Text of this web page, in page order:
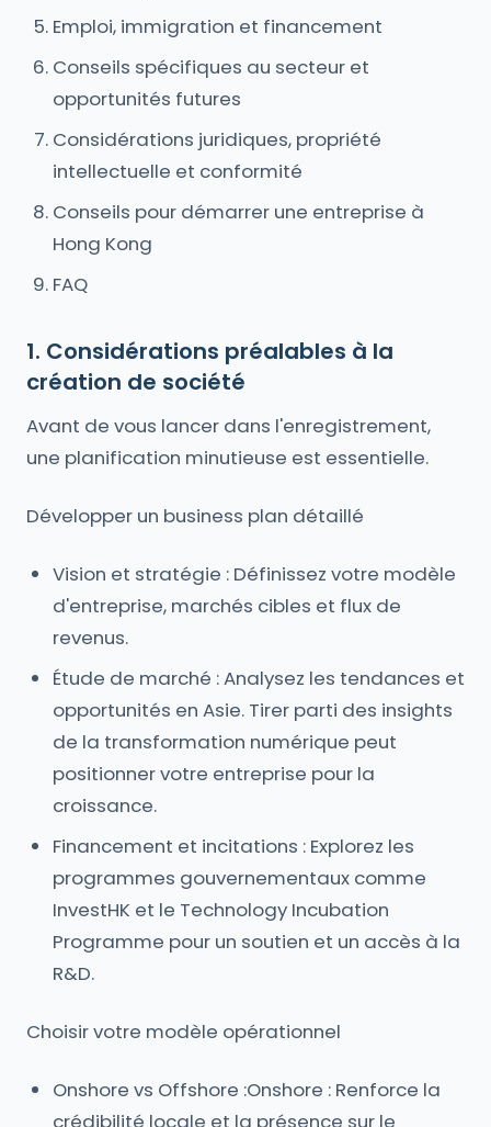
Emploi, immigration et financement
Conseils spécifiques au secteur et
opportunités futures
Considérations juridiques, propriété
intellectuelle et conformité
Conseils pour démarrer une entreprise à
Hong Kong
FAQ
1. Considérations préalables à la
création de société
Avant de vous lancer dans l'enregistrement,
une planification minutieuse est essentielle.
Développer un business plan détaillé
Vision et stratégie : Définissez votre modèle
d'entreprise, marchés cibles et flux de
revenus.
Étude de marché : Analysez les tendances et
opportunités en Asie. Tirer parti des insights
de la transformation numérique peut
positionner votre entreprise pour la
croissance.
Financement et incitations : Explorez les
programmes gouvernementaux comme
InvestHK et le Technology Incubation
Programme pour un soutien et un accès à la
R&D.
Choisir votre modèle opérationnel
Onshore vs Offshore :Onshore : Renforce la
crédibilité locale et la présence sur le